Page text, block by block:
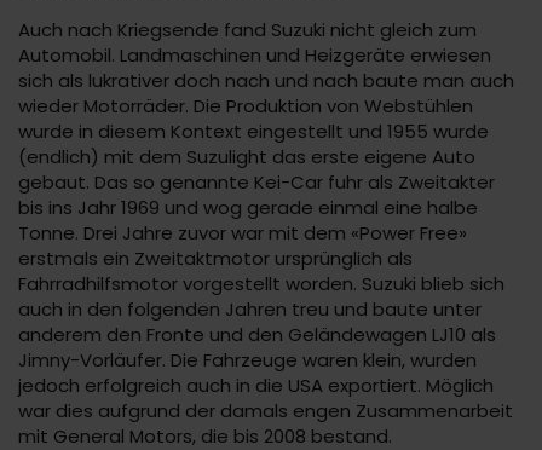
Auch nach Kriegsende fand Suzuki nicht gleich zum
Automobil. Landmaschinen und Heizgeräte erwiesen
sich als lukrativer doch nach und nach baute man auch
wieder Motorräder. Die Produktion von Webstühlen
wurde in diesem Kontext eingestellt und 1955 wurde
(endlich) mit dem Suzulight das erste eigene Auto
gebaut. Das so genannte Kei-Car fuhr als Zweitakter
bis ins Jahr 1969 und wog gerade einmal eine halbe
Tonne. Drei Jahre zuvor war mit dem «Power Free»
erstmals ein Zweitaktmotor ursprünglich als
Fahrradhilfsmotor vorgestellt worden. Suzuki blieb sich
auch in den folgenden Jahren treu und baute unter
anderem den Fronte und den Geländewagen LJ10 als
Jimny-Vorläufer. Die Fahrzeuge waren klein, wurden
jedoch erfolgreich auch in die USA exportiert. Möglich
war dies aufgrund der damals engen Zusammenarbeit
mit General Motors, die bis 2008 bestand.